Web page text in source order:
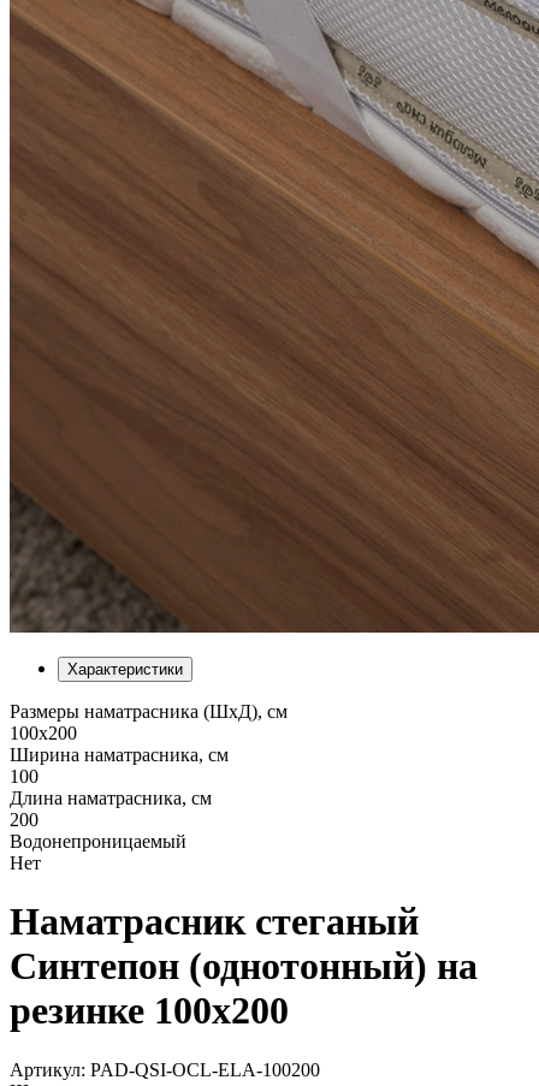
Характеристики
Размеры наматрасника (ШхД), см
100х200
Ширина наматрасника, см
100
Длина наматрасника, см
200
Водонепроницаемый
Нет
Наматрасник стеганый
Синтепон (однотонный) на
резинке 100х200
Артикул: PAD-QSI-OCL-ELA-100200